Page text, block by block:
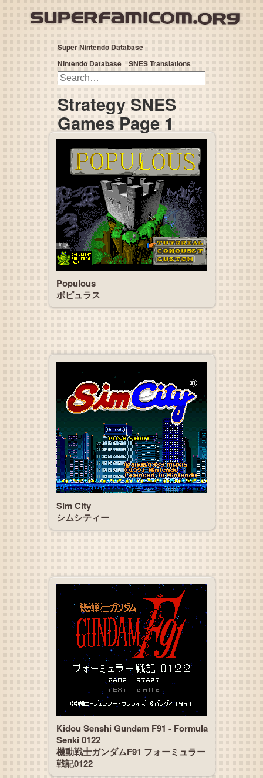
Super Nintendo Database
Nintendo Database
SNES Translations
Strategy SNES
Games Page 1
Populous
ポピュラス
Sim City
シムシティー
Kidou Senshi Gundam F91 - Formula
Senki 0122
機動戦士ガンダムF91 フォーミュラー
戦記0122